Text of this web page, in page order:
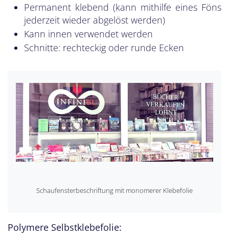
Permanent klebend (kann mithilfe eines Föns
jederzeit wieder abgelöst werden)
Kann innen verwendet werden
Schnitte: rechteckig oder runde Ecken
Schaufensterbeschriftung mit monomerer Klebefolie
Polymere Selbstklebefolie: